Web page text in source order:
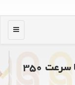
منو
راه اندازی قطار خودران هوشمند با سرعت ۳۵۰